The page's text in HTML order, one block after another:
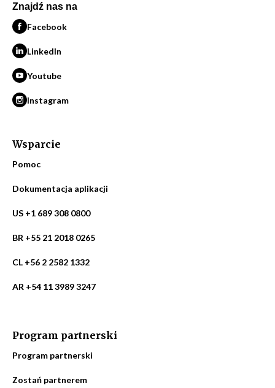
Znajdź nas na
Facebook
LinkedIn
Youtube
Instagram
Wsparcie
Pomoc
Dokumentacja aplikacji
US +1 689 308 0800
BR +55 21 2018 0265
CL +56 2 2582 1332
AR +54 11 3989 3247
Program partnerski
Program partnerski
Zostań partnerem